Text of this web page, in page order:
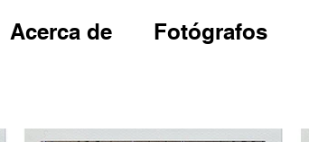
Acerca de Fotógrafos